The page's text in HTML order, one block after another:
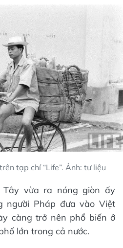
tạp chí “Life”. Ảnh: tư liệu
vừa ra nóng giòn ấy
người Pháp đưa vào Việt
càng trở nên phổ biến ở
lớn trong cả nước.